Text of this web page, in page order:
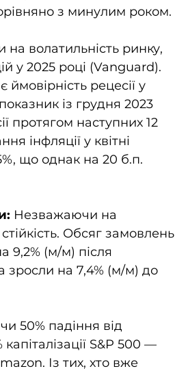
з минулим роком.
волатильність ринку,
у 2025 році (Vanguard).
рецесії у
із грудня 2023
протягом наступних 12
інфляції у квітні
що однак на 20 б.п.
Незважаючи на
Обсяг замовлень
9,2% (м/м) після
зросли на 7,4% (м/м) до
50% падіння від
S&P 500 —
Із тих, хто вже